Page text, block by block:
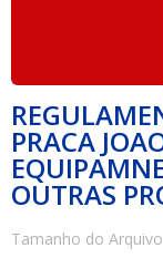
PRACA
OUTRAS
Tamanho do